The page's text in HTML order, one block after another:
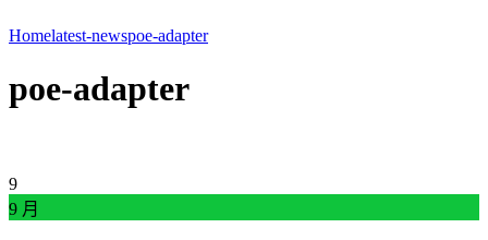
Homelatest-newspoe-adapter
poe-adapter
9
9 月